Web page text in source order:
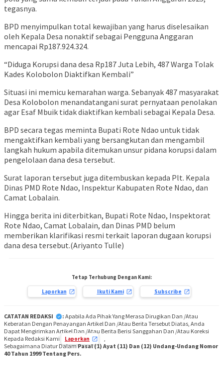
tegasnya.
BPD menyimpulkan total kewajiban yang harus diselesaikan
oleh Kepala Desa nonaktif sebagai Pengguna Anggaran
mencapai Rp187.924.324.
“Diduga Korupsi dana desa Rp187 Juta Lebih, 487 Warga Tolak
Kades Kolobolon Diaktifkan Kembali”
Situasi ini memicu kemarahan warga. Sebanyak 487 masyarakat
Desa Kolobolon menandatangani surat pernyataan penolakan
agar Esaf Mbuik tidak diaktifkan kembali sebagai Kepala Desa.
BPD secara tegas meminta Bupati Rote Ndao untuk tidak
mengaktifkan kembali yang bersangkutan dan mengambil
langkah hukum apabila ditemukan unsur pidana korupsi dalam
pengelolaan dana desa tersebut.
Surat laporan tersebut juga ditembuskan kepada Plt. Kepala
Dinas PMD Rote Ndao, Inspektur Kabupaten Rote Ndao, dan
Camat Lobalain.
Hingga berita ini diterbitkan, Bupati Rote Ndao, Inspektorat
Rote Ndao, Camat Lobalain, dan Dinas PMD belum
memberikan klarifikasi resmi terkait laporan dugaan korupsi
dana desa tersebut.(Ariyanto Tulle)
Tetap Terhubung Dengan Kami:
Laporkan Ikuti Kami Subscribe
CATATAN REDAKSI : Apabila Ada Pihak Yang Merasa Dirugikan Dan /Atau
Keberatan Dengan Penayangan Artikel Dan /Atau Berita Tersebut Diatas, Anda
Dapat Mengirimkan Artikel Dan /Atau Berita Berisi Sanggahan Dan /Atau Koreksi
Kepada Redaksi Kami
Laporkan
,
Sebagaimana Diatur DalamPasal (1) Ayat (11) Dan (12) Undang-Undang Nomor
40 Tahun 1999 Tentang Pers.